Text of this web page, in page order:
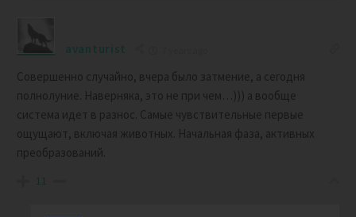
avanturist
Совершенно случайно, вчера было затмение, а сегодня
полнолуние. Наверняка, это не при чем…))) а вообще
система идет в разнос. Самые чувствительные первые
ощущают, включая животных. Начальная фаза, активных
преобразований.
11